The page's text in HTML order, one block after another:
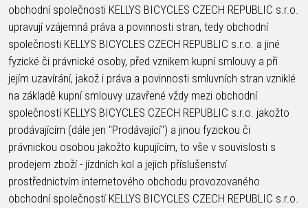
130
CM)
16"
(105-
120
E-
BIKE
HORSKÁ
KOLA
SILNIČNÍ
RACING
TOUR
CROSS
DÁMSKÁ
DÁMSKÁ
URBAN
KOLA
26"
obchodní společnosti KELLYS BICYCLES CZECH REPUBLIC s.r.o.
upravují vzájemná práva a povinnosti stran, tedy obchodní
společnosti KELLYS BICYCLES CZECH REPUBLIC s.r.o. a jiné
fyzické či právnické osoby, před vznikem kupní smlouvy a při
jejím uzavírání, jakož i práva a povinnosti smluvních stran vzniklé
na základě kupní smlouvy uzavřené vždy mezi obchodní
společností KELLYS BICYCLES CZECH REPUBLIC s.r.o. jakožto
prodávajícím (dále jen "Prodávající") a jinou fyzickou či
právnickou osobou jakožto kupujícím, to vše v souvislosti s
prodejem zboží - jízdních kol a jejich příslušenství
prostřednictvím internetového obchodu provozovaného
obchodní společností KELLYS BICYCLES CZECH REPUBLIC s.r.o.